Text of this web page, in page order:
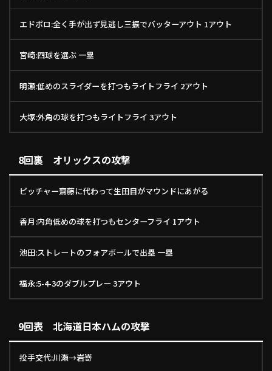
エドポロ:全く手が出ず見逃し三振でバッターアウト 1アウト
宮崎:四球を選ぶ 一塁
明瀬:低めのスライダーを打つもライトフライ 2アウト
大塚:外角の球を打つもライトフライ 3アウト
8回裏 オリックスの攻撃
ピッチャー齋藤に代わって生田目がマウンドにあがる
香月:内角低めの球を打つもセンターフライ 1アウト
池田:ストレートのフォアボールで出塁 一塁
福永:5-4-3のダブルプレー 3アウト
9回表 北海道日本ハムの攻撃
投手交代:川瀬→岩嵜